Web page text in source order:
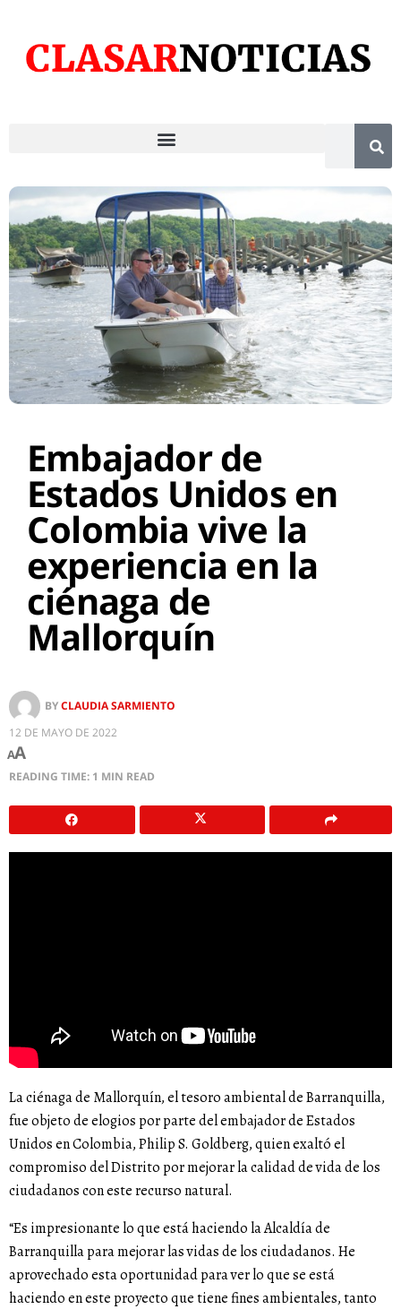
Embajador de
Estados Unidos en
Colombia vive la
experiencia en la
ciénaga de
Mallorquín
BYCLAUDIA SARMIENTO
12 DE MAYO DE 2022
AA
READING TIME: 1 MIN READ
La ciénaga de Mallorquín, el tesoro ambiental de Barranquilla,
fue objeto de elogios por parte del embajador de Estados
Unidos en Colombia, Philip S. Goldberg, quien exaltó el
compromiso del Distrito por mejorar la calidad de vida de los
ciudadanos con este recurso natural.
“Es impresionante lo que está haciendo la Alcaldía de
Barranquilla para mejorar las vidas de los ciudadanos. He
aprovechado esta oportunidad para ver lo que se está
haciendo en este proyecto que tiene fines ambientales, tanto